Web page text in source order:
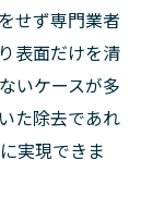
せず専門業者
表面だけを清
いケースが多
た除去であれ
実現できま